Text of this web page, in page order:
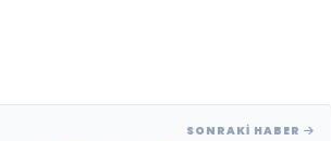
SONRAKI HABER